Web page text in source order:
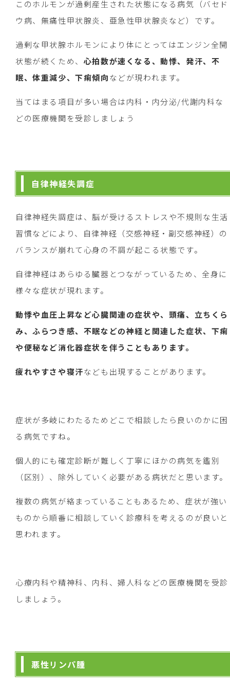
このホルモンが過剰産生された状態になる病気（バセド
ウ病、無痛性甲状腺炎、亜急性甲状腺炎など）です。
過剰な甲状腺ホルモンにより体にとってはエンジン全開
状態が続くため、 心拍数が速くなる、動悸、発汗、不
眠、体重減少、下痢傾向などが現われます。
当てはまる項目が多い場合は内科・内分泌/代謝内科な
どの医療機関を受診しましょう
自律神経失調症
自律神経失調症は、脳が受けるストレスや不規則な生活
習慣などにより、自律神経（交感神経・副交感神経）の
バランスが崩れて心身の不調が起こる状態です。
自律神経はあらゆる臓器とつながっているため、全身に
様々な症状が現れます。
動悸や血圧上昇など心臓関連の症状や、頭痛、立ちくら
み、ふらつき感、不眠などの神経と関連した症状、下痢
や便秘など消化器症状を伴うこともあります。
疲れやすさや寝汗なども出現することがあります。
症状が多岐にわたるためどこで相談したら良いのかに困
る病気ですね。
個人的にも確定診断が難しく丁寧にほかの病気を鑑別
（区別）、除外していく必要がある病状だと思います。
複数の病気が絡まっていることもあるため、症状が強い
ものから順番に相談していく診療科を考えるのが良いと
思われます。
心療内科や精神科、内科、婦人科などの医療機関を受診
しましょう。
悪性リンパ腫